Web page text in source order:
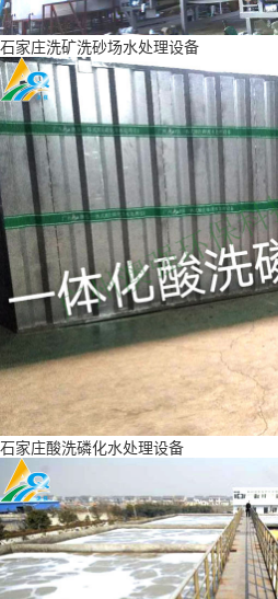
石家庄洗矿洗砂场水处理设备
石家庄酸洗磷化水处理设备